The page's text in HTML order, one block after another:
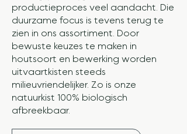
productieproces veel aandacht. Die
duurzame focus is tevens terug te
zien in ons assortiment. Door
bewuste keuzes te maken in
houtsoort en bewerking worden
uitvaartkisten steeds
milieuvriendelijker. Zo is onze
natuurkist 100% biologisch
afbreekbaar.